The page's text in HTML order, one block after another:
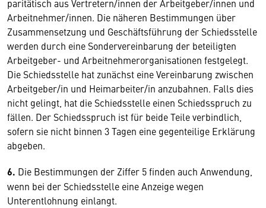
paritätisch aus Vertretern/innen der Arbeitgeber/innen und
Arbeitnehmer/innen. Die näheren Bestimmungen über
Zusammensetzung und Geschäftsführung der Schiedsstelle
werden durch eine Sondervereinbarung der beteiligten
Arbeitgeber- und Arbeitnehmerorganisationen festgelegt.
Die Schiedsstelle hat zunächst eine Vereinbarung zwischen
Arbeitgeber/in und Heimarbeiter/in anzubahnen. Falls dies
nicht gelingt, hat die Schiedsstelle einen Schiedsspruch zu
fällen. Der Schiedsspruch ist für beide Teile verbindlich,
sofern sie nicht binnen 3 Tagen eine gegenteilige Erklärung
abgeben.
6. Die Bestimmungen der Ziffer 5 finden auch Anwendung,
wenn bei der Schiedsstelle eine Anzeige wegen
Unterentlohnung einlangt.